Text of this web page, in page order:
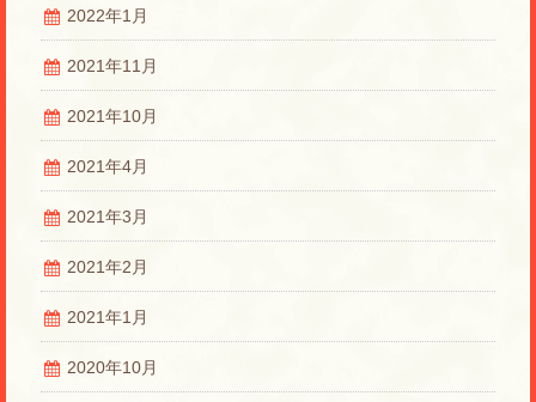
2022年1月
2021年11月
2021年10月
2021年4月
2021年3月
2021年2月
2021年1月
2020年10月